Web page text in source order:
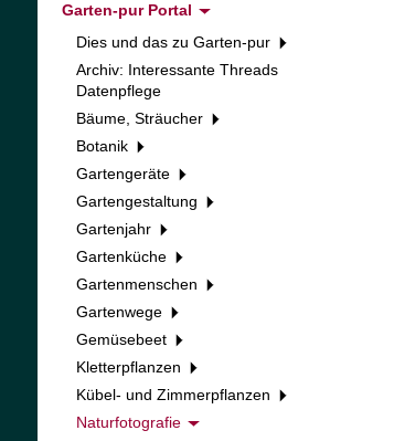
Garten-pur Portal
Dies und das zu Garten-pur
Archiv: Interessante Threads
Datenpflege
Bäume, Sträucher
Botanik
Gartengeräte
Gartengestaltung
Gartenjahr
Gartenküche
Gartenmenschen
Gartenwege
Gemüsebeet
Kletterpflanzen
Kübel- und Zimmerpflanzen
Naturfotografie